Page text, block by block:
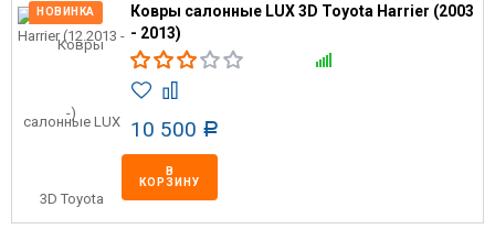
НОВИНКА
Ковры салонные LUX 3D Toyota Harrier (2003
- 2013)
10 500 Р
В
КОРЗИНУ